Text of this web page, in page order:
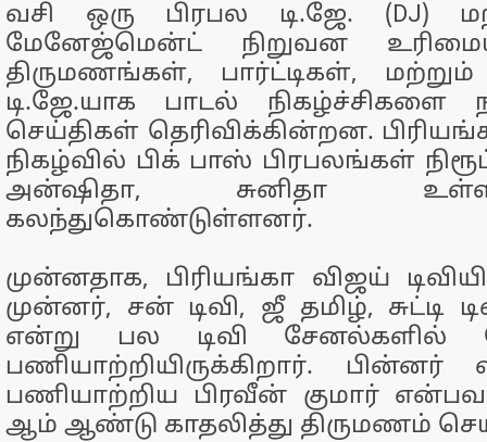
வசி ஒரு பிரபல டி.ஜே. (DJ)
மேனேஜ்மென்ட் நிறுவன
திருமணங்கள், பார்ட்டிகள், மற்றும்
டி.ஜே.யாக பாடல் நிகழ்ச்சிகளை
செய்திகள் தெரிவிக்கின்றன.
நிகழ்வில் பிக் பாஸ் பிரபலங்கள்
அன்ஷிதா, சுனிதா
கலந்துகொண்டுள்ளனர்.
முன்னதாக, பிரியங்கா விஜய்
முன்னர், சன் டிவி, ஜீ தமிழ், சுட்டி
என்று பல டிவி சேனல்களில்
பணியாற்றியிருக்கிறார். பின்னர்
பணியாற்றிய பிரவீன் குமார்
ஆம் ஆண்டு காதலித்து திருமணம்